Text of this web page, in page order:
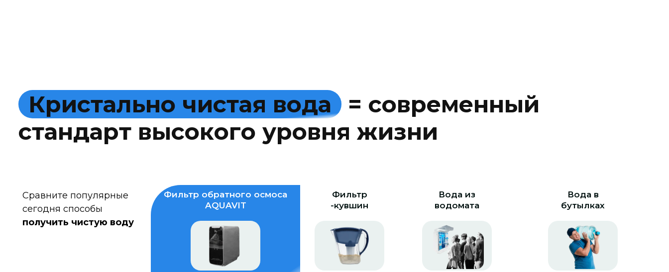
Кристально чистая вода = современный
стандарт высокого уровня жизни
Сравните популярные
сегодня способы
получить чистую воду
Фильтр обратного осмоса
AQUAVIT
Фильтр
-кувшин
Вода из
водомата
Вода в
бутылках